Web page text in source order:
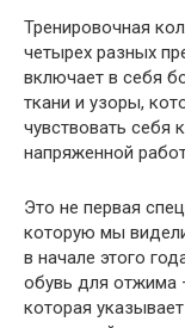
Тренировочная
четырех разных
включает в себя
ткани и узоры,
чувствовать себя
напряженной
Это не первая
которую мы
в начале этого
обувь для отжима
которая